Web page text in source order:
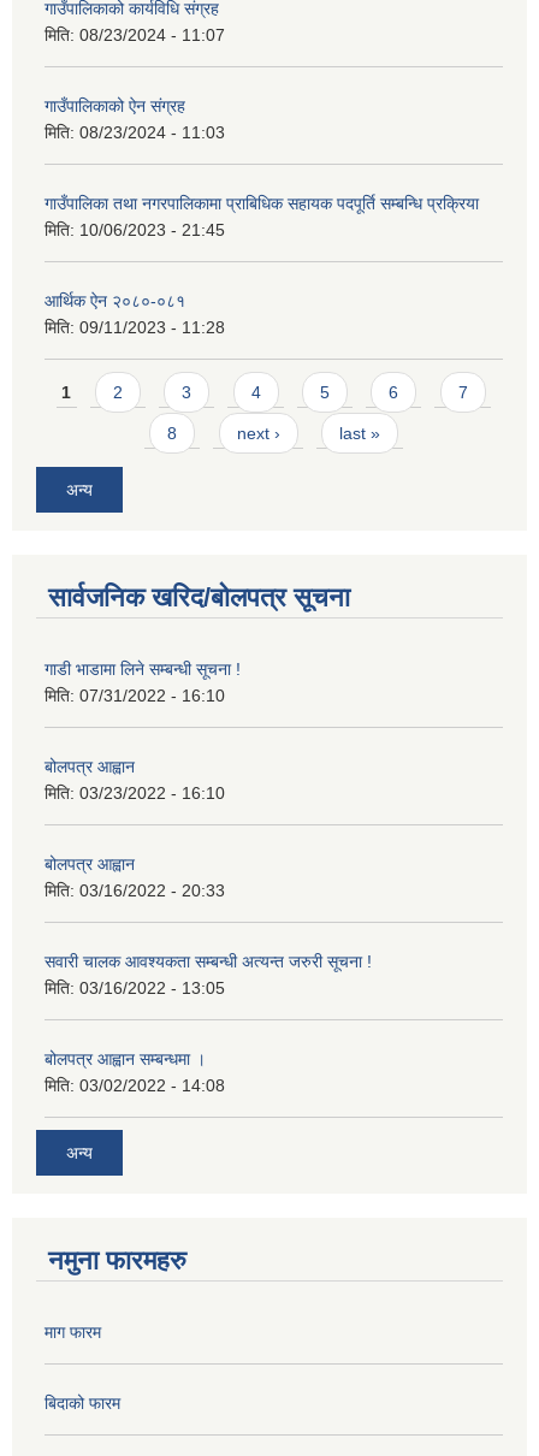
गाउँपालिकाको कार्यविधि संग्रह
मिति: 08/23/2024 - 11:07
गाउँपालिकाको ऐन संग्रह
मिति: 08/23/2024 - 11:03
गाउँपालिका तथा नगरपालिकामा प्राबिधिक सहायक पदपूर्ति सम्बन्धि प्रक्रिया
मिति: 10/06/2023 - 21:45
आर्थिक ऐन २०८०-०८१
मिति: 09/11/2023 - 11:28
Pages
1 2 3 4 5 6 7
8 next › last »
अन्य
सार्वजनिक खरिद/बोलपत्र सूचना
गाडी भाडामा लिने सम्बन्धी सूचना !
मिति: 07/31/2022 - 16:10
बोलपत्र आह्वान
मिति: 03/23/2022 - 16:10
बोलपत्र आह्वान
मिति: 03/16/2022 - 20:33
सवारी चालक आवश्यकता सम्बन्धी अत्यन्त जरुरी सूचना !
मिति: 03/16/2022 - 13:05
बोलपत्र आह्वान सम्बन्धमा ।
मिति: 03/02/2022 - 14:08
अन्य
नमुना फारमहरु
माग फारम
बिदाको फारम